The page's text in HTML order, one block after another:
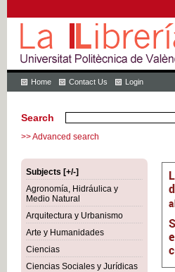
Home Contact Us Login
Search
>> Advanced search
Subjects [+/-]
Agronomía, Hidráulica y
Medio Natural
Arquitectura y Urbanismo
Arte y Humanidades
Ciencias
Ciencias Sociales y Jurídicas